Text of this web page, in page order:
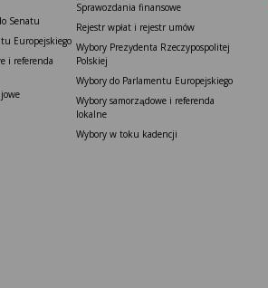
Senatu
Europejskiego
i referenda
Sprawozdania finansowe
Rejestr wpłat i rejestr umów
Wybory Prezydenta Rzeczypospolitej
Polskiej
Wybory do Parlamentu Europejskiego
Wybory samorządowe i referenda
lokalne
Wybory w toku kadencji